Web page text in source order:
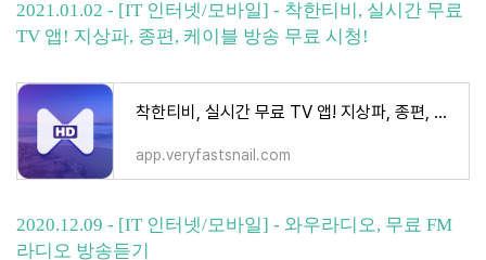
2021.01.02 - [IT 인터넷/모바일] - 착한티비, 실시간 무료
TV 앱! 지상파, 종편, 케이블 방송 무료 시청!
착한티비, 실시간 무료 TV 앱! 지상파, 종편, 케이블 방송 무료 시청!
app.veryfastsnail.com
2020.12.09 - [IT 인터넷/모바일] - 와우라디오, 무료 FM
라디오 방송듣기